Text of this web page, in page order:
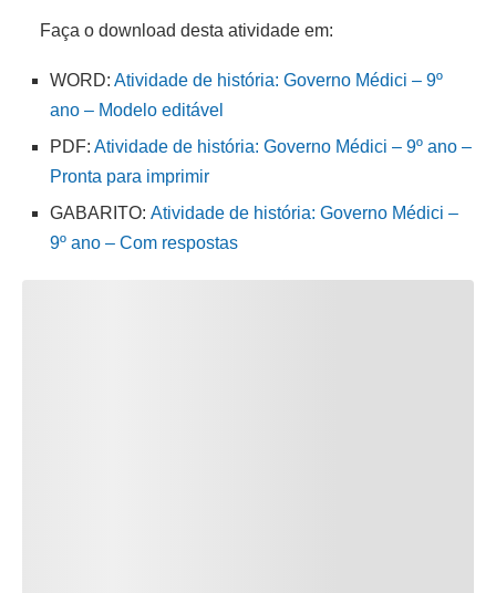
Faça o download desta atividade em:
WORD: Atividade de história: Governo Médici – 9º
ano – Modelo editável
PDF: Atividade de história: Governo Médici – 9º ano –
Pronta para imprimir
GABARITO: Atividade de história: Governo Médici –
9º ano – Com respostas